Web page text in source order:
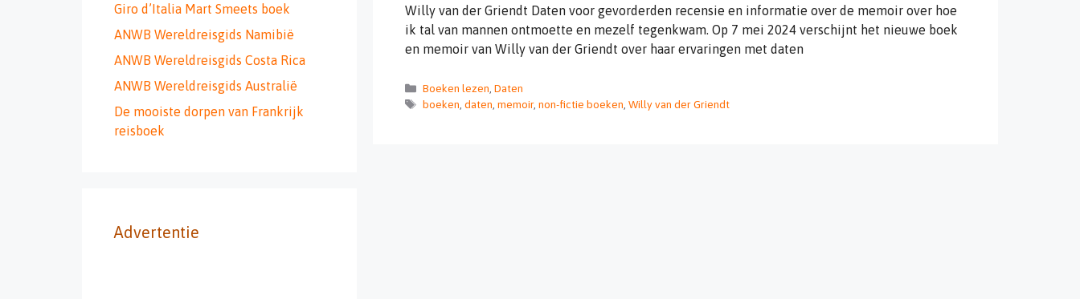
Willy van der Griendt Daten voor gevorderden recensie en informatie over de memoir over hoe
ik tal van mannen ontmoette en mezelf tegenkwam. Op 7 mei 2024 verschijnt het nieuwe boek
en memoir van Willy van der Griendt over haar ervaringen met daten
Categorieën
Boeken lezen Daten
Tags
boeken daten memoir, non-fictie boeken Willy van der Griendt
Giro d’Italia Mart Smeets boek
ANWB Wereldreisgids Namibië
ANWB Wereldreisgids Costa Rica
ANWB Wereldreisgids Australië
De mooiste dorpen van Frankrijk
reisboek
Advertentie